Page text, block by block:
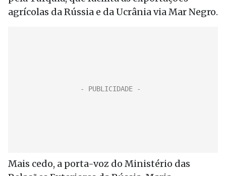
agrícolas da Rússia e da Ucrânia via Mar Negro.
Mais cedo, a porta-voz do Ministério das